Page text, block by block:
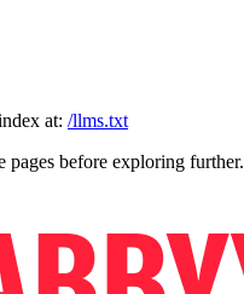
at: /llms.txt
before exploring further.